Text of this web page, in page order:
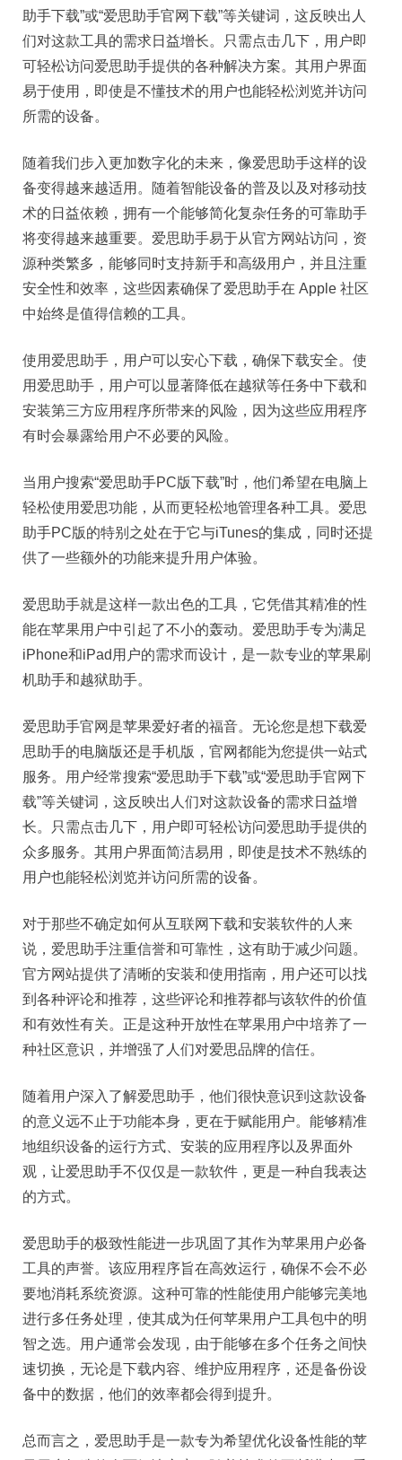
助手下载”或“爱思助手官网下载”等关键词，这反映出人
们对这款工具的需求日益增长。只需点击几下，用户即
可轻松访问爱思助手提供的各种解决方案。其用户界面
易于使用，即使是不懂技术的用户也能轻松浏览并访问
所需的设备。
随着我们步入更加数字化的未来，像爱思助手这样的设
备变得越来越适用。随着智能设备的普及以及对移动技
术的日益依赖，拥有一个能够简化复杂任务的可靠助手
将变得越来越重要。爱思助手易于从官方网站访问，资
源种类繁多，能够同时支持新手和高级用户，并且注重
安全性和效率，这些因素确保了爱思助手在 Apple 社区
中始终是值得信赖的工具。
使用爱思助手，用户可以安心下载，确保下载安全。使
用爱思助手，用户可以显著降低在越狱等任务中下载和
安装第三方应用程序所带来的风险，因为这些应用程序
有时会暴露给用户不必要的风险。
当用户搜索“爱思助手PC版下载”时，他们希望在电脑上
轻松使用爱思功能，从而更轻松地管理各种工具。爱思
助手PC版的特别之处在于它与iTunes的集成，同时还提
供了一些额外的功能来提升用户体验。
爱思助手就是这样一款出色的工具，它凭借其精准的性
能在苹果用户中引起了不小的轰动。爱思助手专为满足
iPhone和iPad用户的需求而设计，是一款专业的苹果刷
机助手和越狱助手。
爱思助手官网是苹果爱好者的福音。无论您是想下载爱
思助手的电脑版还是手机版，官网都能为您提供一站式
服务。用户经常搜索“爱思助手下载”或“爱思助手官网下
载”等关键词，这反映出人们对这款设备的需求日益增
长。只需点击几下，用户即可轻松访问爱思助手提供的
众多服务。其用户界面简洁易用，即使是技术不熟练的
用户也能轻松浏览并访问所需的设备。
对于那些不确定如何从互联网下载和安装软件的人来
说，爱思助手注重信誉和可靠性，这有助于减少问题。
官方网站提供了清晰的安装和使用指南，用户还可以找
到各种评论和推荐，这些评论和推荐都与该软件的价值
和有效性有关。正是这种开放性在苹果用户中培养了一
种社区意识，并增强了人们对爱思品牌的信任。
随着用户深入了解爱思助手，他们很快意识到这款设备
的意义远不止于功能本身，更在于赋能用户。能够精准
地组织设备的运行方式、安装的应用程序以及界面外
观，让爱思助手不仅仅是一款软件，更是一种自我表达
的方式。
爱思助手的极致性能进一步巩固了其作为苹果用户必备
工具的声誉。该应用程序旨在高效运行，确保不会不必
要地消耗系统资源。这种可靠的性能使用户能够完美地
进行多任务处理，使其成为任何苹果用户工具包中的明
智之选。用户通常会发现，由于能够在多个任务之间快
速切换，无论是下载内容、维护应用程序，还是备份设
备中的数据，他们的效率都会得到提升。
总而言之，爱思助手是一款专为希望优化设备性能的苹